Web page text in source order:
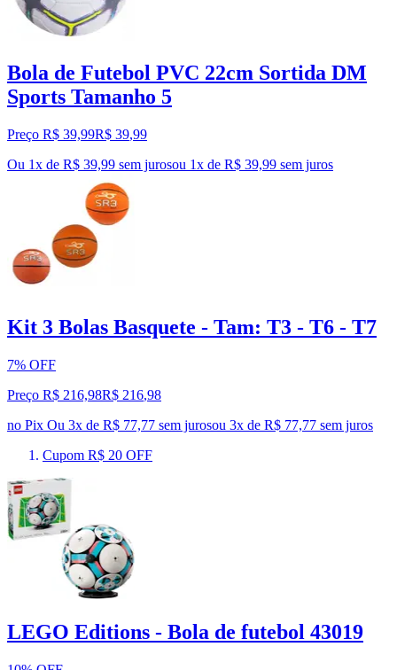
Bola de Futebol PVC 22cm Sortida DM
Sports Tamanho 5
Preço R$ 39,99R$ 39,99
Ou 1x de R$ 39,99 sem jurosou 1x de R$ 39,99 sem juros
Kit 3 Bolas Basquete - Tam: T3 - T6 - T7
7% OFF
Preço R$ 216,98R$ 216,98
no Pix Ou 3x de R$ 77,77 sem jurosou 3x de R$ 77,77 sem juros
Cupom R$ 20 OFF
LEGO Editions - Bola de futebol 43019